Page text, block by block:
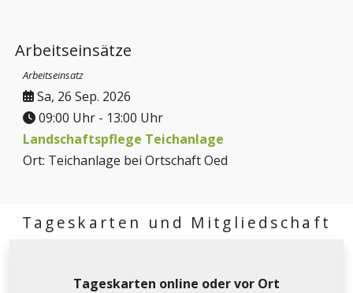
Arbeitseinsätze
Arbeitseinsatz
Sa, 26 Sep. 2026
09:00 Uhr - 13:00 Uhr
Landschaftspflege Teichanlage
Ort: Teichanlage bei Ortschaft Oed
Tageskarten und Mitgliedschaft
Tageskarten online oder vor Ort